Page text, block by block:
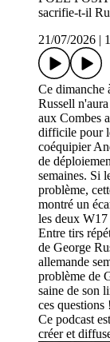
sacrifie-t-il
21/07/2026
Ce dimanche
Russell
aux Combes
difficile pour
coéquipier
de
semaines. Si
problème,
montré un
les deux W17
Entre tirs
de George
allemande
problème de
saine de son
ces questions !
Ce podcast
créer et